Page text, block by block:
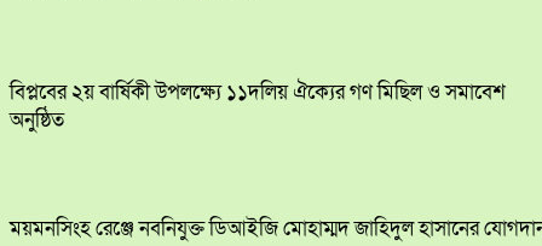
বিপ্লবের ২য় বার্ষিকী উপলক্ষ্যে ১১দলিয় ঐক্যের গণ মিছিল ও সমাবেশ
অনুষ্ঠিত
ময়মনসিংহ রেঞ্জে নবনিযুক্ত ডিআইজি মোহাম্মদ জাহিদুল হাসানের